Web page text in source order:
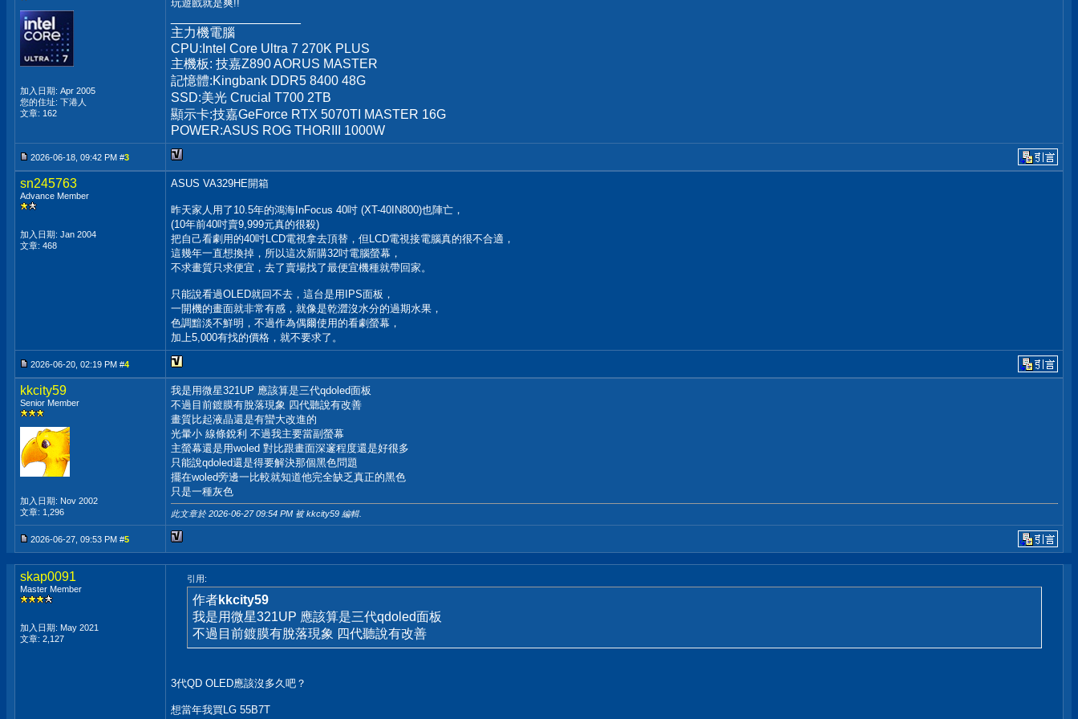
加入日期: Apr 2005
您的住址: 下港人
文章: 162
玩遊戲就是爽!!
主力機電腦
CPU:Intel Core Ultra 7 270K PLUS
主機板: 技嘉Z890 AORUS MASTER
記憶體:Kingbank DDR5 8400 48G
SSD:美光 Crucial T700 2TB
顯示卡:技嘉GeForce RTX 5070TI MASTER 16G
POWER:ASUS ROG THORIII 1000W
2026-06-18, 09:42 PM #3
sn245763
Advance Member
加入日期: Jan 2004
文章: 468
ASUS VA329HE開箱
昨天家人用了10.5年的鴻海InFocus 40吋 (XT-40IN800)也陣亡，
(10年前40吋賣9,999元真的很殺)
把自己看劇用的40吋LCD電視拿去頂替，但LCD電視接電腦真的很不合適，
這幾年一直想換掉，所以這次新購32吋電腦螢幕，
不求畫質只求便宜，去了賣場找了最便宜機種就帶回家。
只能說看過OLED就回不去，這台是用IPS面板，
一開機的畫面就非常有感，就像是乾澀沒水分的過期水果，
色調黯淡不鮮明，不過作為偶爾使用的看劇螢幕，
加上5,000有找的價格，就不要求了。
2026-06-20, 02:19 PM #4
kkcity59
Senior Member
加入日期: Nov 2002
文章: 1,296
我是用微星321UP 應該算是三代qdoled面板
不過目前鍍膜有脫落現象 四代聽說有改善
畫質比起液晶還是有蠻大改進的
光暈小 線條銳利 不過我主要當副螢幕
主螢幕還是用woled 對比跟畫面深邃程度還是好很多
只能說qdoled還是得要解決那個黑色問題
擺在woled旁邊一比較就知道他完全缺乏真正的黑色
只是一種灰色
此文章於 2026-06-2709:54 PM 被 kkcity59 編輯.
2026-06-27, 09:53 PM #5
skap0091
Master Member
加入日期: May 2021
文章: 2,127
引用:
作者kkcity59
我是用微星321UP 應該算是三代qdoled面板
不過目前鍍膜有脫落現象 四代聽說有改善
3代QD OLED應該沒多久吧？
想當年我買LG 55B7T